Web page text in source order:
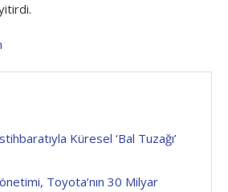
Küresel ‘Bal Tuzağı’
Toyota’nın 30 Milyar